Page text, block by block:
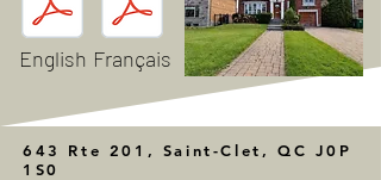
English Français
643 Rte 201, Saint-Clet, QC J0P
1S0